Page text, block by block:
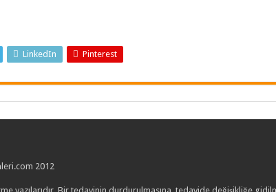
LinkedIn Pinterest
2012